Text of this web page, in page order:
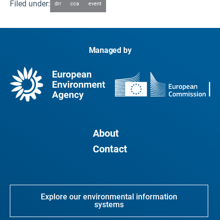
Filed under: drr cca event
Managed by
About
Contact
Explore our environmental information
systems